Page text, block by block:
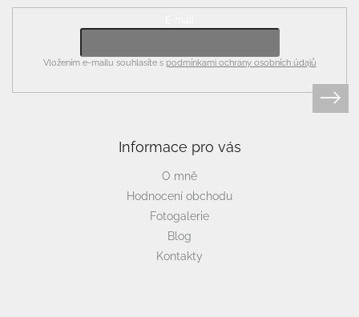
Vložením e-mailu souhlasíte s podmínkami ochrany osobních údajů
Informace pro vás
O mně
Hodnocení obchodu
Fotogalerie
Blog
Kontakty